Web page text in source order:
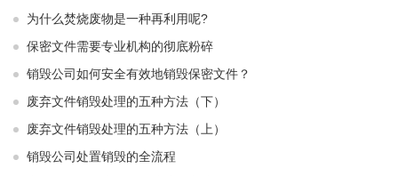
为什么焚烧废物是一种再利用呢?
保密文件需要专业机构的彻底粉碎
销毁公司如何安全有效地销毁保密文件？
废弃文件销毁处理的五种方法（下）
废弃文件销毁处理的五种方法（上）
销毁公司处置销毁的全流程